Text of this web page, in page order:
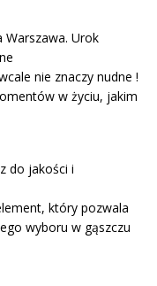
Warszawa. Urok
nie znaczy nudne !
w życiu, jakim
do jakości i
który pozwala
wyboru w gąszczu